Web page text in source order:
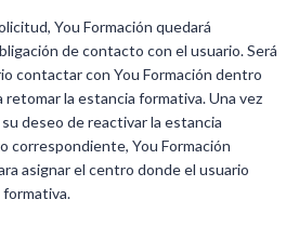
You Formación quedará
de contacto con el usuario. Será
contactar con You Formación dentro
retomar la estancia formativa. Una vez
deseo de reactivar la estancia
correspondiente, You Formación
asignar el centro donde el usuario
formativa.